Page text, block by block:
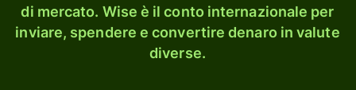
di mercato. Wise è il conto internazionale per
inviare, spendere e convertire denaro in valute
diverse.